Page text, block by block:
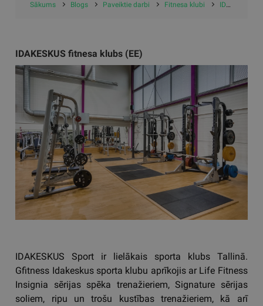
Sākums Blogs Paveiktie darbi Fitnesa klubi IDAKESKUS fitnesa klubs (EE)
IDAKESKUS fitnesa klubs (EE)
IDAKESKUS Sport ir lielākais sporta klubs Tallinā.
Gfitness Idakeskus sporta klubu aprīkojis ar Life Fitness
Insignia sērijas spēka trenažieriem, Signature sērijas
soliem, ripu un trošu kustības trenažieriem, kā arī